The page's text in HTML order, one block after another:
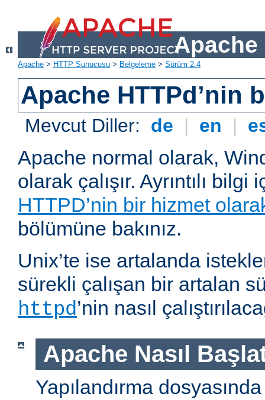
Apache
Apache > HTTP Sunucusu > Belgeleme > Sürüm 2.4
Apache HTTPd’nin
Mevcut Diller: de | en |
Apache normal olarak,
olarak çalışır. Ayrıntılı bilgi
HTTPD’nin bir hizmet olarak
bölümüne bakınız.
Unix’te ise artalanda
sürekli çalışan bir artalan
httpd’nin nasıl
Apache Nasıl
Yapılandırma